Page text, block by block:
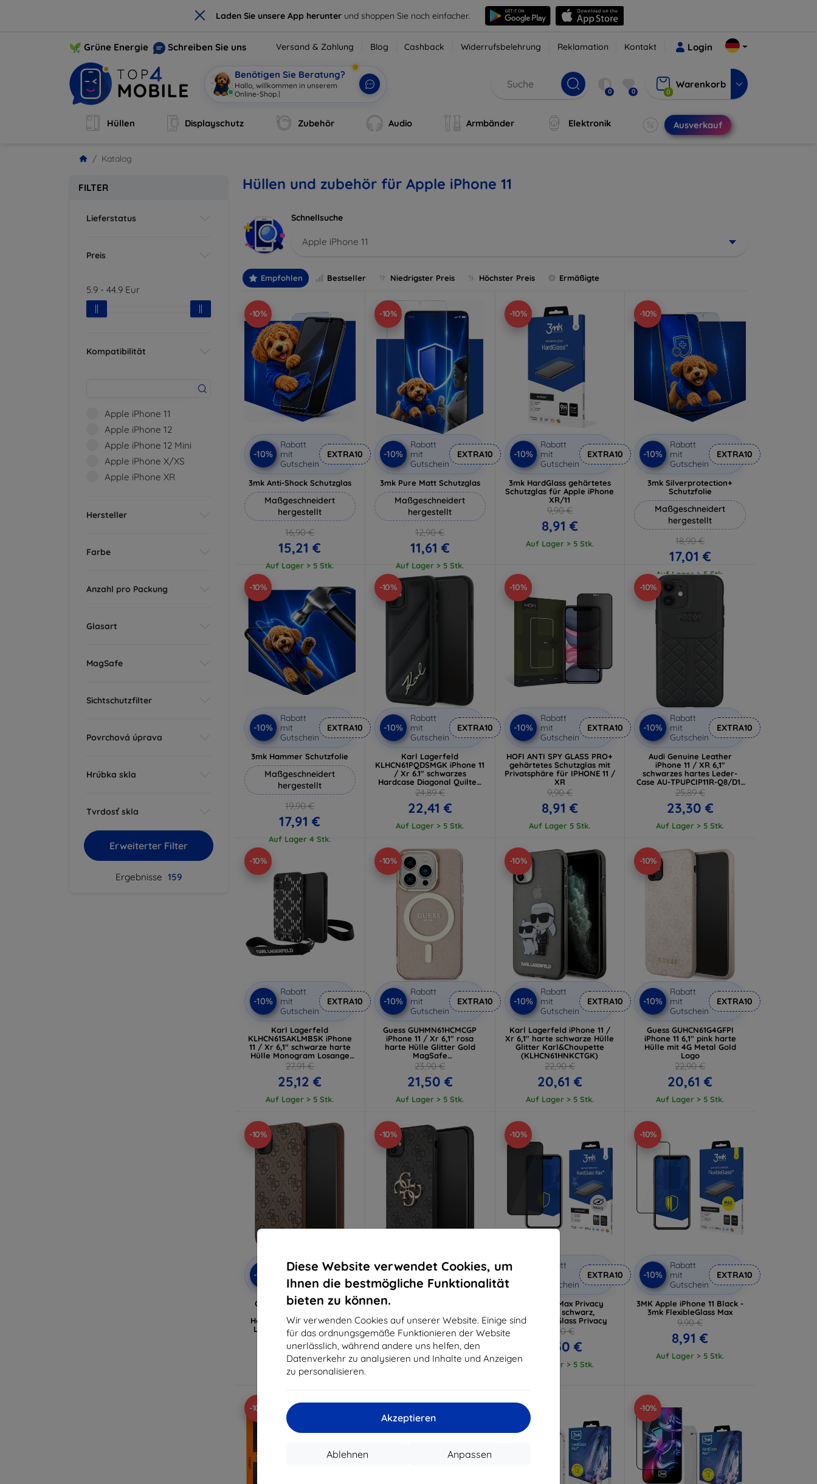
× Laden Sie unsere App herunter und shoppen Sie noch einfacher.
Diese Website verwendet Cookies, um
Ihnen die bestmögliche Funktionalität
bieten zu können.
Wir verwenden Cookies auf unserer Website. Einige sind
für das ordnungsgemäße Funktionieren der Website
unerlässlich, während andere uns helfen, den
Datenverkehr zu analysieren und Inhalte und Anzeigen
zu personalisieren.
Akzeptieren
Anpassen
Ablehnen
Grüne Energie Schreiben Sie uns Versand & Zahlung Blog Cashback Widerrufsbelehrung Reklamation Kontakt Login
Benötigen Sie Beratung?
| 0 0 0
Warenkorb
Hüllen Displayschutz Zubehör Audio Armbänder Elektronik Ausverkauf
Katalog
FILTER
Lieferstatus
Preis
5.9 - 44.9 Eur
Kompatibilität
Apple iPhone 11
Apple iPhone 12
Apple iPhone 12 Mini
Apple iPhone X/XS
Apple iPhone XR
Hersteller
Farbe
Anzahl pro Packung
Glasart
MagSafe
Sichtschutzfilter
Povrchová úprava
Hrúbka skla
Tvrdosť skla
Erweiterter Filter
Ergebnisse 159
Hüllen und zubehör für Apple iPhone 11
Schnellsuche
Apple iPhone 11
Empfohlen Bestseller Niedrigster Preis Höchster Preis Ermäßigte
-10%
-10%
Rabatt
mit
Gutschein
EXTRA10
3mk Anti-Shock Schutzglas
Maßgeschneidert
hergestellt
16,90 €
15,21 €
Auf Lager > 5 Stk.
-10%
-10%
Rabatt
mit
Gutschein
EXTRA10
3mk Pure Matt Schutzglas
Maßgeschneidert
hergestellt
12,90 €
11,61 €
Auf Lager > 5 Stk.
-10%
-10%
Rabatt
mit
Gutschein
EXTRA10
3mk HardGlass gehärtetes
Schutzglas für Apple iPhone
XR/11
9,90 €
8,91 €
Auf Lager > 5 Stk.
-10%
-10%
Rabatt
mit
Gutschein
EXTRA10
3mk Silverprotection+
Schutzfolie
Maßgeschneidert
hergestellt
18,90 €
17,01 €
Auf Lager > 5 Stk.
-10%
-10%
Rabatt
mit
Gutschein
EXTRA10
3mk Hammer Schutzfolie
Maßgeschneidert
hergestellt
19,90 €
17,91 €
Auf Lager 4 Stk.
-10%
-10%
Rabatt
mit
Gutschein
EXTRA10
Karl Lagerfeld
KLHCN61PQDSMGK iPhone 11
/ Xr 6.1" schwarzes
Hardcase Diagonal Quilted
Script (KLHCN61PQDSMGK)
24,89 €
22,41 €
Auf Lager > 5 Stk.
-10%
-10%
Rabatt
mit
Gutschein
EXTRA10
HOFI ANTI SPY GLASS PRO+
gehärtetes Schutzglas mit
Privatsphäre für IPHONE 11 /
XR
9,90 €
8,91 €
Auf Lager 5 Stk.
-10%
-10%
Rabatt
mit
Gutschein
EXTRA10
Audi Genuine Leather
iPhone 11 / XR 6,1"
schwarzes hartes Leder-
Case AU-TPUPCIP11R-Q8/D1-
BK (AU-TPUPCIP11R-Q8/D1-
BK)
25,89 €
23,30 €
Auf Lager > 5 Stk.
-10%
-10%
Rabatt
mit
Gutschein
EXTRA10
Karl Lagerfeld
KLHCN61SAKLMBSK iPhone
11 / Xr 6,1" schwarze harte
Hülle Monogram Losange
Saffiano
(KLHCN61SAKLMBSK)
27,91 €
25,12 €
Auf Lager > 5 Stk.
-10%
-10%
Rabatt
mit
Gutschein
EXTRA10
Guess GUHMN61HCMCGP
iPhone 11 / Xr 6,1" rosa
harte Hülle Glitter Gold
MagSafe
(GUHMN61HCMCGP)
23,90 €
21,50 €
Auf Lager > 5 Stk.
-10%
-10%
Rabatt
mit
Gutschein
EXTRA10
Karl Lagerfeld iPhone 11 /
Xr 6,1" harte schwarze Hülle
Glitter Karl&Choupette
(KLHCN61HNKCTGK)
22,90 €
20,61 €
Auf Lager > 5 Stk.
-10%
-10%
Rabatt
mit
Gutschein
EXTRA10
Guess GUHCN61G4GFPI
iPhone 11 6,1" pink harte
Hülle mit 4G Metal Gold
Logo
22,90 €
20,61 €
Auf Lager > 5 Stk.
-10%
-10%
Rabatt
Gutschein
EXTRA10
Guess GUHCN61G4GFBR
Hartschale 4G Metal Gold
Logo (GUHCN61G4GFBR)
24,89 €
22,41 €
Auf Lager > 5 Stk.
-10%
-10%
Rabatt
mit
Gutschein
EXTRA10
Guess GUHCN614GMGGR
Hülle mit großem 4G Metal
Logo
24,89 €
22,41 €
-10%
Rabatt
Gutschein
EXTRA10
3MK Glass Max Privacy
iPhone 11 schwarz,
FullScreen Glass Privacy
15,90 €
14,30 €
Auf Lager > 5 Stk.
-10%
-10%
Rabatt
mit
Gutschein
EXTRA10
3MK Apple iPhone 11 Black -
3mk FlexibleGlass Max
9,90 €
8,91 €
Auf Lager > 5 Stk.
-10% -10% -10%